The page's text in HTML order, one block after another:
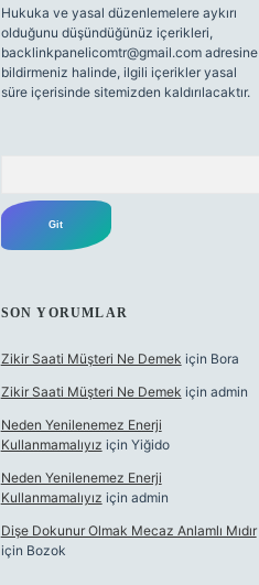
Hukuka ve yasal düzenlemelere aykırı
olduğunu düşündüğünüz içerikleri,
backlinkpanelicomtr@gmail.comadresine
bildirmeniz halinde, ilgili içerikler yasal
süre içerisinde sitemizden kaldırılacaktır.
SON YORUMLAR
Zikir Saati Müşteri Ne Demek için Bora
Zikir Saati Müşteri Ne Demek için admin
Neden Yenilenemez Enerji
Kullanmamalıyız için Yiğido
Neden Yenilenemez Enerji
Kullanmamalıyız için admin
Dişe Dokunur Olmak Mecaz Anlamlı Mıdır
için Bozok